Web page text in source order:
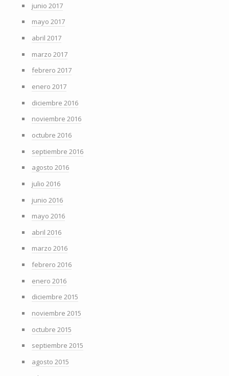
junio 2017
mayo 2017
abril 2017
marzo 2017
febrero 2017
enero 2017
diciembre 2016
noviembre 2016
octubre 2016
septiembre 2016
agosto 2016
julio 2016
junio 2016
mayo 2016
abril 2016
marzo 2016
febrero 2016
enero 2016
diciembre 2015
noviembre 2015
octubre 2015
septiembre 2015
agosto 2015